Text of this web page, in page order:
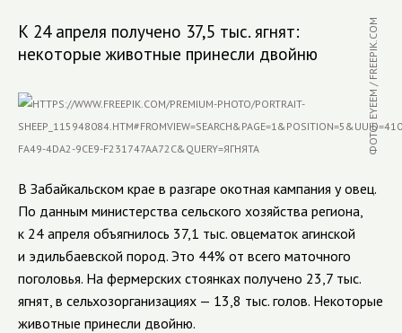
К 24 апреля получено 37,5 тыс. ягнят:
некоторые животные принесли двойню
ФОТО: EYEEM / FREEPIK.COM
В Забайкальском крае в разгаре окотная кампания у овец.
По данным министерства сельского хозяйства региона,
к 24 апреля объягнилось 37,1 тыс. овцематок агинской
и эдильбаевской пород. Это 44% от всего маточного
поголовья. На фермерских стоянках получено 23,7 тыс.
ягнят, в сельхозорганизациях — 13,8 тыс. голов. Некоторые
животные принесли двойню.